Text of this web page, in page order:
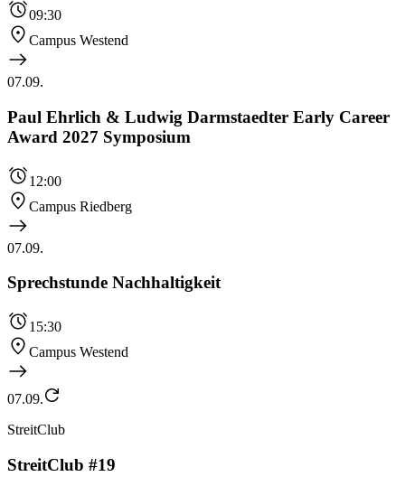
09:30
Campus Westend
07.09.
Paul Ehrlich & Ludwig Darmstaedter Early Career
Award 2027 Symposium
12:00
Campus Riedberg
07.09.
Sprechstunde Nachhaltigkeit
15:30
Campus Westend
07.09.
StreitClub
StreitClub #19